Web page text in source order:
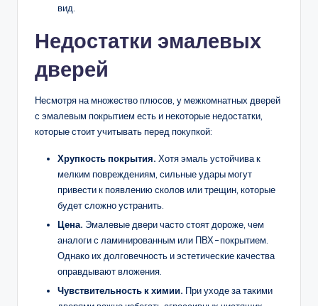
вид.
Недостатки эмалевых
дверей
Несмотря на множество плюсов, у межкомнатных дверей
с эмалевым покрытием есть и некоторые недостатки,
которые стоит учитывать перед покупкой:
Хрупкость покрытия. Хотя эмаль устойчива к
мелким повреждениям, сильные удары могут
привести к появлению сколов или трещин, которые
будет сложно устранить.
Цена. Эмалевые двери часто стоят дороже, чем
аналоги с ламинированным или ПВХ-покрытием.
Однако их долговечность и эстетические качества
оправдывают вложения.
Чувствительность к химии. При уходе за такими